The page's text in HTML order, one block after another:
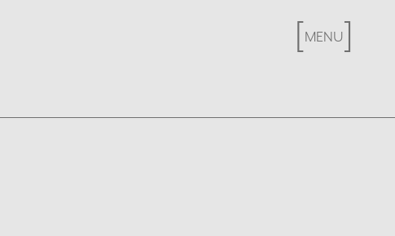
[X
MENU]